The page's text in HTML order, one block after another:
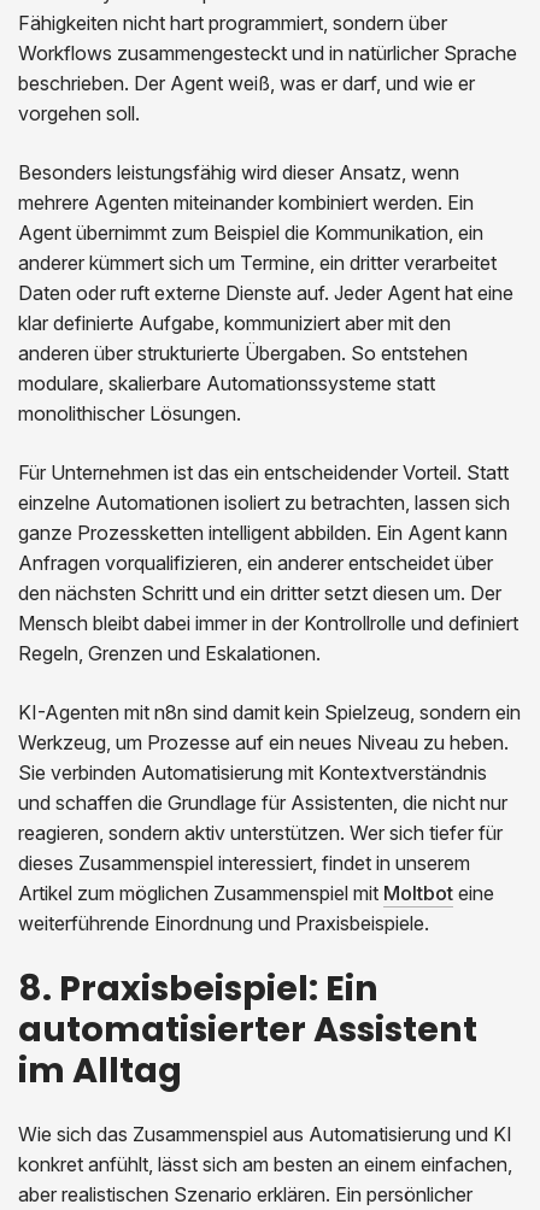
Fähigkeiten nicht hart programmiert, sondern über
Workflows zusammengesteckt und in natürlicher Sprache
beschrieben. Der Agent weiß, was er darf, und wie er
vorgehen soll.
Besonders leistungsfähig wird dieser Ansatz, wenn
mehrere Agenten miteinander kombiniert werden. Ein
Agent übernimmt zum Beispiel die Kommunikation, ein
anderer kümmert sich um Termine, ein dritter verarbeitet
Daten oder ruft externe Dienste auf. Jeder Agent hat eine
klar definierte Aufgabe, kommuniziert aber mit den
anderen über strukturierte Übergaben. So entstehen
modulare, skalierbare Automationssysteme statt
monolithischer Lösungen.
Für Unternehmen ist das ein entscheidender Vorteil. Statt
einzelne Automationen isoliert zu betrachten, lassen sich
ganze Prozessketten intelligent abbilden. Ein Agent kann
Anfragen vorqualifizieren, ein anderer entscheidet über
den nächsten Schritt und ein dritter setzt diesen um. Der
Mensch bleibt dabei immer in der Kontrollrolle und definiert
Regeln, Grenzen und Eskalationen.
KI-Agenten mit n8n sind damit kein Spielzeug, sondern ein
Werkzeug, um Prozesse auf ein neues Niveau zu heben.
Sie verbinden Automatisierung mit Kontextverständnis
und schaffen die Grundlage für Assistenten, die nicht nur
reagieren, sondern aktiv unterstützen. Wer sich tiefer für
dieses Zusammenspiel interessiert, findet in unserem
Artikel zum möglichen Zusammenspiel mit Moltbot eine
weiterführende Einordnung und Praxisbeispiele.
8. Praxisbeispiel: Ein
automatisierter Assistent
im Alltag
Wie sich das Zusammenspiel aus Automatisierung und KI
konkret anfühlt, lässt sich am besten an einem einfachen,
aber realistischen Szenario erklären. Ein persönlicher